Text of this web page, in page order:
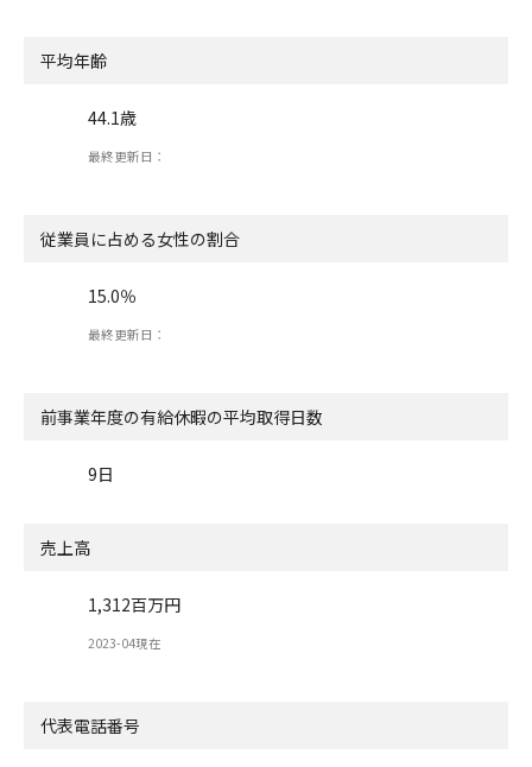
平均年齢
44.1歳
最終更新日：
従業員に占める女性の割合
15.0％
最終更新日：
前事業年度の有給休暇の平均取得日数
9日
売上高
1,312百万円
2023-04現在
代表電話番号